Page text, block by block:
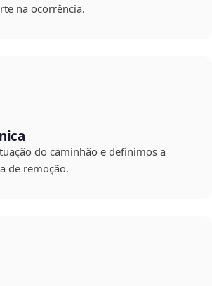
na ocorrência.
do caminhão e definimos a
de remoção.